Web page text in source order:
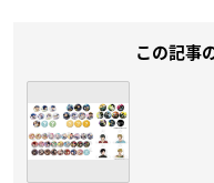
この記事